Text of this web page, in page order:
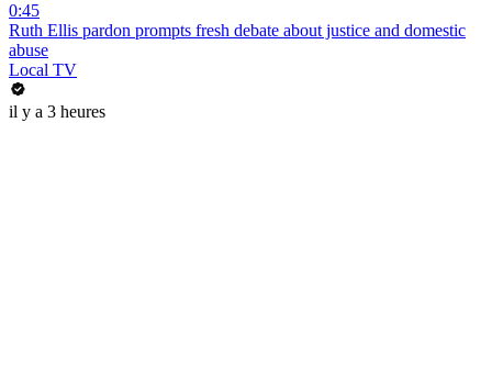
0:45
Ruth Ellis pardon prompts fresh debate about justice and domestic
abuse
Local TV
il y a 3 heures